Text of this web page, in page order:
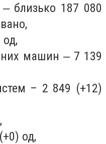
‒ близько 187 080
машин ‒ 7 139
– 2 849 (+12)
од,